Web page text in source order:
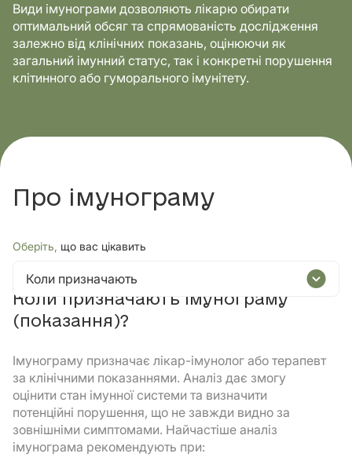
Види імунограми дозволяють лікарю обирати
оптимальний обсяг та спрямованість дослідження
залежно від клінічних показань, оцінюючи як
загальний імунний статус, так і конкретні порушення
клітинного або гуморального імунітету.
Про імунограму
Оберіть, що вас цікавить
Коли призначають
Коли призначають імунограму
(показання)?
Імунограму призначає лікар-імунолог або терапевт
за клінічними показаннями. Аналіз дає змогу
оцінити стан імунної системи та визначити
потенційні порушення, що не завжди видно за
зовнішніми симптомами. Найчастіше аналіз
імунограма рекомендують при: